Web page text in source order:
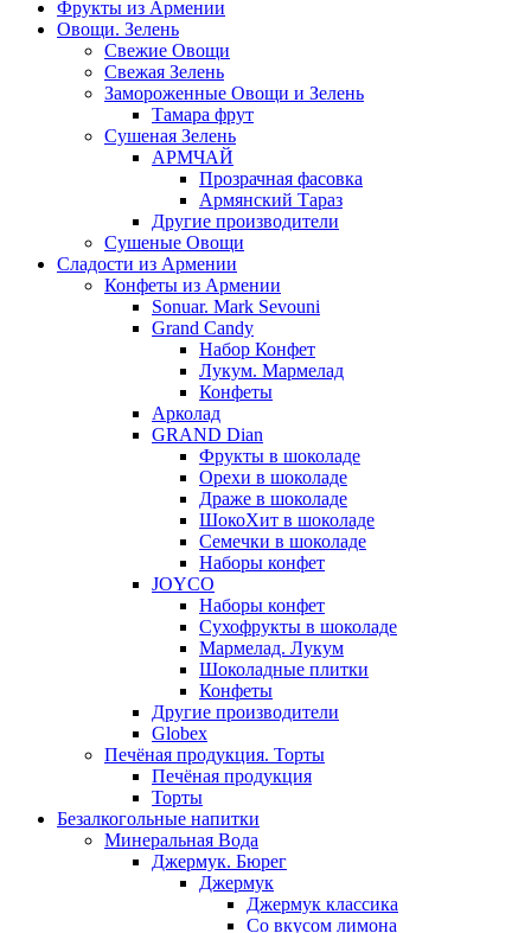
Фрукты из Армении
Овощи. Зелень
Свежие Овощи
Свежая Зелень
Замороженные Овощи и Зелень
Тамара фрут
Сушеная Зелень
АРМЧАЙ
Прозрачная фасовка
Армянский Тараз
Другие производители
Сушеные Овощи
Сладости из Армении
Конфеты из Армении
Sonuar. Mark Sevouni
Grand Candy
Набор Конфет
Лукум. Мармелад
Конфеты
Арколад
GRAND Dian
Фрукты в шоколаде
Орехи в шоколаде
Драже в шоколаде
ШокоХит в шоколаде
Семечки в шоколаде
Наборы конфет
JOYCO
Наборы конфет
Сухофрукты в шоколаде
Мармелад. Лукум
Шоколадные плитки
Конфеты
Другие производители
Globex
Печёная продукция. Торты
Печёная продукция
Торты
Безалкогольные напитки
Минеральная Вода
Джермук. Бюрег
Джермук
Джермук классика
Со вкусом лимона